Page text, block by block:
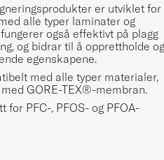
er utviklet for
alle typer laminater og
også effektivt på plagg
og bidrar til å opprettholde
egenskapene.
med alle typer materialer,
GORE-TEX®-membran.
for PFC-, PFOS- og PFOA-